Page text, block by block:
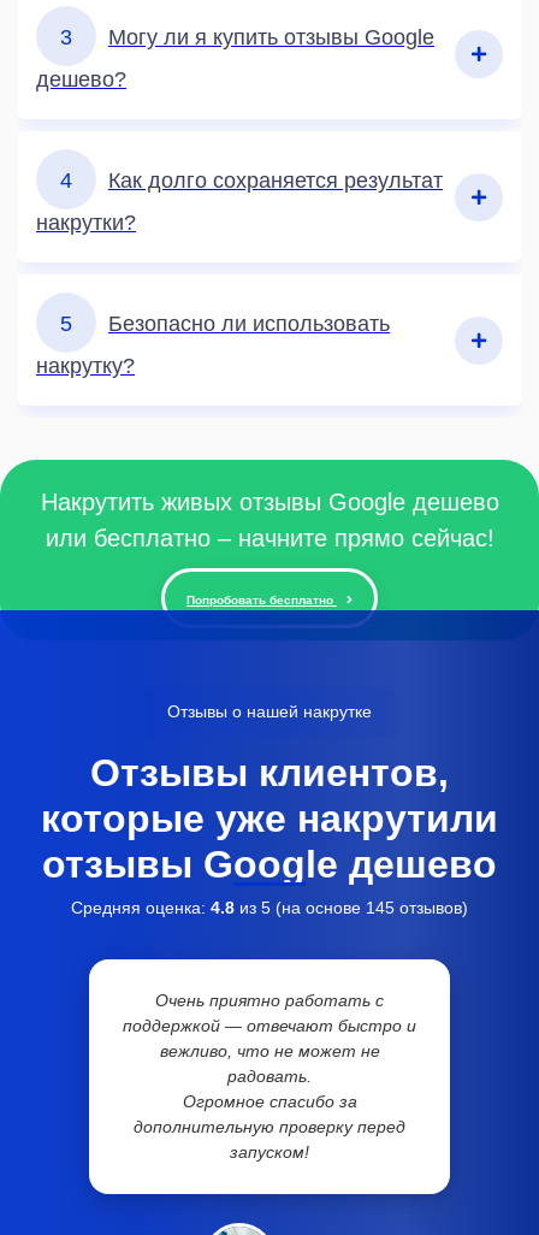
3
Могу ли я купить отзывы Google
дешево?
4
Как долго сохраняется результат
накрутки?
5
Безопасно ли использовать
накрутку?
Накрутить живых отзывы Google дешево
или бесплатно – начните прямо сейчас!
Попробовать бесплатно
Отзывы о нашей накрутке
Отзывы клиентов,
которые уже накрутили
отзывы Google дешево
Средняя оценка: 4.8 из 5 (на основе 145 отзывов)
Очень приятно работать с
поддержкой — отвечают быстро и
вежливо, что не может не
радовать.
Огромное спасибо за
дополнительную проверку перед
запуском!